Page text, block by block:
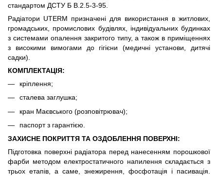
стандартом ДСТУ Б В.2.5-3-95.
Радіатори UTERM призначені для використання в житлових,
громадських, промислових будівлях, індивідуальних будинках
з системами опалення закритого типу, а також в приміщеннях
з високими вимогами до гігієни (медичні установи, дитячі
садки).
КОМПЛЕКТАЦІЯ:
кріплення;
сталева заглушка;
кран Маєвського (розповітрювач);
паспорт з гарантією.
ЗАХИСНЕ ПОКРИТТЯ ТА ОЗДОБЛЕННЯ ПОВЕРХНІ:
Підготовка поверхні радіатора перед нанесенням порошкової
фарби методом електростатичного напилення складається з
трьох етапів, а саме, знежирення, фосфотація і пасивація.